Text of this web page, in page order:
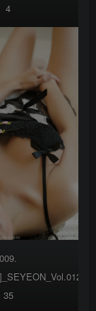
4
009.
35